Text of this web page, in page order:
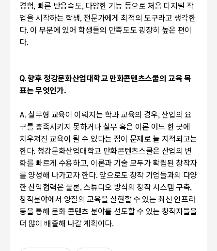
경험, 빠른 반응속도, 다양한 기능 등으로 처음 디지털 작
업을 시작하는 학생, 전문가에게 최적의 도구라고 생각한
다. 이 부분에 있어 학생들의 만족도도 굉장히 높은 편이
다.
Q.향후 청강문화산업대학교 만화콘텐츠스쿨의 교육 목
표는 무엇인가.
A.실무형 교육이 이뤄지는 학과 교육의 경우, 산업의 요
구를 충족시키지 못하거나 실무 혹은 이론 어느 한 곳에
치우쳐진 교육이 될 수 있다는 점이 문제로 늘 지적되고는
한다. 청강문화산업대학교 만화콘텐츠스쿨은 산업의 변
화를 빠르게 수용하고, 이론과 기술 모두가 확립된 창작자
를 양성해 나가고자 한다. 앞으로도 창작 기업들과의 다양
한 산악협력은 물론,스튜디오 방식의 창작 시스템 구축,
창작분야에서 양질의 교육을 실현할 수 있는 최신 인프라
등을 통해 문화 콘텐츠 분야를 선도할 수 있는 창작자들을
더 많이 배출해 나갈 계획이다.